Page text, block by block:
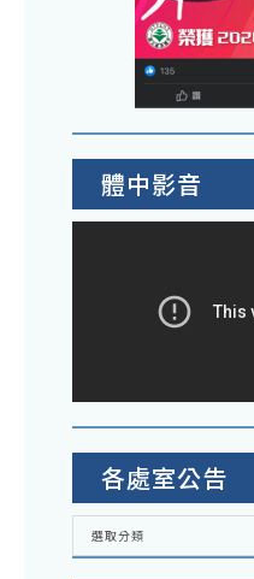
體中影音
各處室公告
各
室
選取分類